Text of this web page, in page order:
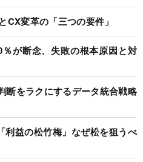
CX変革の「三つの要件」
％が断念、失敗の根本原因と対
断をラクにするデータ統合戦略
利益の松竹梅」なぜ松を狙うべ